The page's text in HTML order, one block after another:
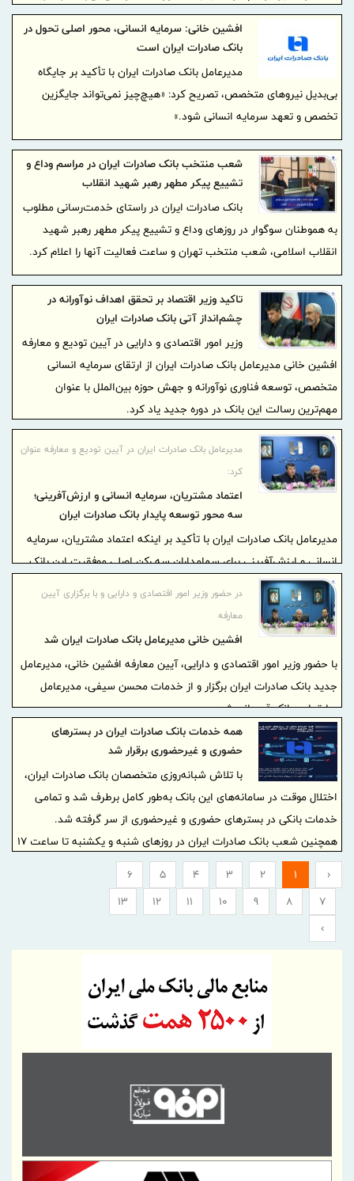
حضور میدانی برای تکریم زائران و همراهی صادقانه با مردم تأکید کردند
افشین خانی: سرمایه انسانی، محور اصلی تحول در
بانک صادرات ایران است
مدیرعامل بانک صادرات ایران با تأکید بر جایگاه
بی‌بدیل نیروهای متخصص، تصریح کرد: «هیچ‌چیز نمی‌تواند جایگزین
تخصص و تعهد سرمایه انسانی شود.»
شعب منتخب بانک صادرات ایران در مراسم وداع و
تشییع پیکر مطهر رهبر شهید انقلاب
بانک صادرات ایران در راستای خدمت‌رسانی مطلوب
به هموطنان سوگوار در روزهای وداع و تشییع پیکر مطهر رهبر شهید
انقلاب اسلامی، شعب منتخب تهران و ساعت فعالیت آنها را اعلام کرد.
تاکید وزیر اقتصاد بر تحقق اهداف نوآورانه در
چشم‌انداز آتی بانک صادرات ایران
وزیر امور اقتصادی و دارایی در آیین تودیع و معارفه
افشین خانی مدیرعامل بانک صادرات ایران از ارتقای سرمایه انسانی
متخصص، توسعه فناوری نوآورانه و جهش حوزه بین‌الملل با عنوان
مهم‌ترین رسالت این بانک در دوره جدید یاد کرد.
مدیرعامل بانک صادرات ایران در آیین تودیع و معارفه عنوان
کرد:
اعتماد مشتریان، سرمایه انسانی و ارزش‌آفرینی؛
سه محور توسعه پایدار بانک صادرات ایران
مدیرعامل بانک صادرات ایران با تأکید بر اینکه اعتماد مشتریان، سرمایه
انسانی و ارزش‌آفرینی برای سهامداران سه رکن اصلی موفقیت این بانک
هستند، گفت: تحقق همزمان این سه شاخص، مسیر توسعه پایدار بانک را
هموار می‌کند.
در حضور وزیر امور اقتصادی و دارایی و با برگزاری آیین
معارفه
افشین خانی مدیرعامل بانک صادرات ایران شد
با حضور وزیر امور اقتصادی و دارایی، آیین معارفه افشین خانی، مدیرعامل
جدید بانک صادرات ایران برگزار و از خدمات محسن سیفی، مدیرعامل
سابق این بانک قدردانی شد.
همه خدمات بانک صادرات ایران در بسترهای
حضوری و غیرحضوری برقرار شد
با تلاش شبانه‌روزی متخصصان بانک صادرات ایران،
اختلال موقت در سامانه‌های این بانک به‌طور کامل برطرف شد و تمامی
خدمات بانکی در بسترهای حضوری و غیرحضوری از سر گرفته شد.
همچنین شعب بانک صادرات ایران در روزهای شنبه و یکشنبه تا ساعت ۱۷
آماده ارائه خدمات به مشتریان خواهند بود.
‹
1
2
3
4
5
6
7
8
9
10
11
12
13
›